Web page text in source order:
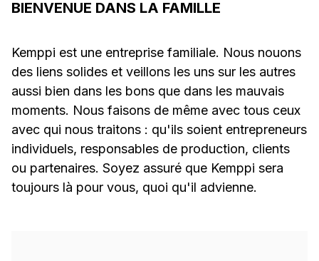
BIENVENUE DANS LA FAMILLE
Kemppi est une entreprise familiale. Nous nouons
des liens solides et veillons les uns sur les autres
aussi bien dans les bons que dans les mauvais
moments. Nous faisons de même avec tous ceux
avec qui nous traitons : qu'ils soient entrepreneurs
individuels, responsables de production, clients
ou partenaires. Soyez assuré que Kemppi sera
toujours là pour vous, quoi qu'il advienne.